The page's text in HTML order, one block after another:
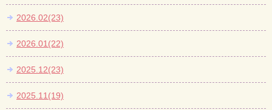
2026.02(23)
2026.01(22)
2025.12(23)
2025.11(19)